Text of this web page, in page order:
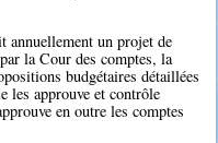
annuellement un projet de
la Cour des comptes, la
budgétaires détaillées
les approuve et contrôle
en outre les comptes